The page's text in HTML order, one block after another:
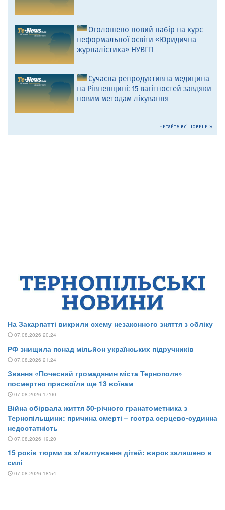
Оголошено новий набір на курс
неформальної освіти «Юридична
журналістика» НУВГП
Сучасна репродуктивна медицина
на Рівненщині: 15 вагітностей завдяки
новим методам лікування
Читайте всі новини »